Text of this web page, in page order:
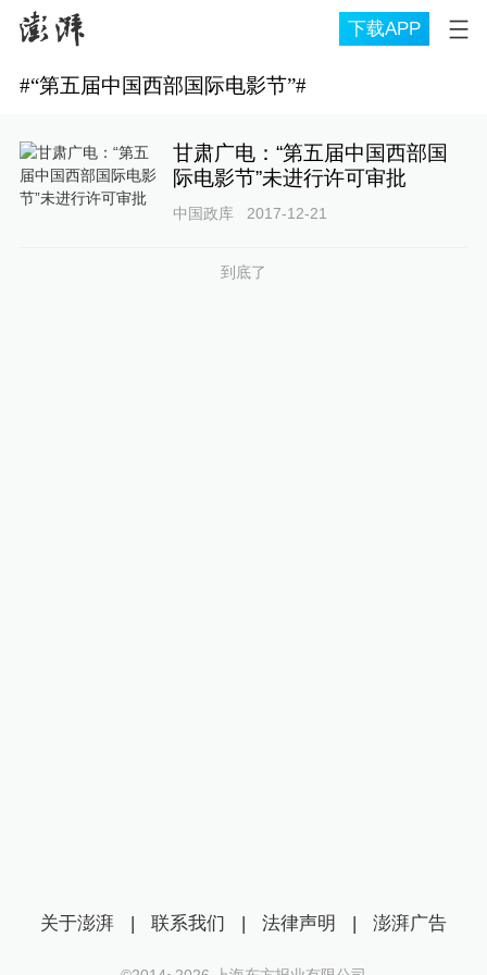
下载APP
#“第五届中国西部国际电影节”#
甘肃广电：“第五届中国西部国
际电影节”未进行许可审批
中国政库 2017-12-21
到底了
关于澎湃 | 联系我们 | 法律声明 | 澎湃广告